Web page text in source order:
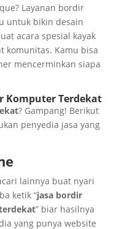
Layanan bordir
untuk bikin desain
acara spesial kayak
komunitas. Kamu bisa
mencerminkan siapa
Komputer Terdekat
? Gampang! Berikut
penyedia jasa yang
lainnya buat nyari
ketik “jasa bordir
” biar hasilnya
yang punya website